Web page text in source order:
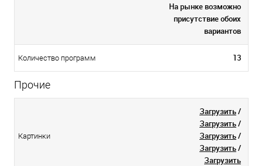
На рынке возможно
присутствие обоих
вариантов
Количество программ 13
Прочие
Картинки
Загрузить/
Загрузить/
Загрузить/
Загрузить/
Загрузить